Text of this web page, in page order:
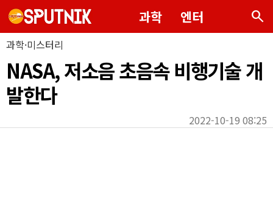
과학 엔터 search
과학·미스터리
NASA, 저소음 초음속 비행기술 개
발한다
2022-10-19 08:25